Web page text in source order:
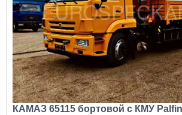
КАМАЗ 65115 бортовой с КМУ